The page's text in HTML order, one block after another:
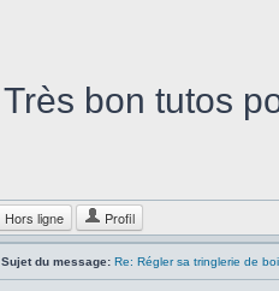
Très bon tutos
Hors ligne Profil
Sujet du message: Re: Régler sa tringlerie de